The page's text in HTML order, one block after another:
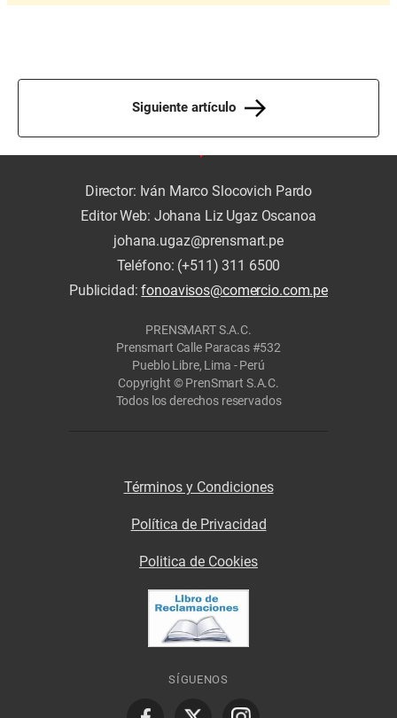
Siguiente artículo
Director: Iván Marco Slocovich Pardo
Editor Web: Johana Liz Ugaz Oscanoa
johana.ugaz@prensmart.pe
Teléfono: (+511) 311 6500
Publicidad:fonoavisos@comercio.com.pe
PRENSMART S.A.C.
Prensmart Calle Paracas #532
Pueblo Libre, Lima - Perú
Copyright © PrenSmart S.A.C.
Todos los derechos reservados
Términos y Condiciones
Política de Privacidad
Politica de Cookies
SÍGUENOS